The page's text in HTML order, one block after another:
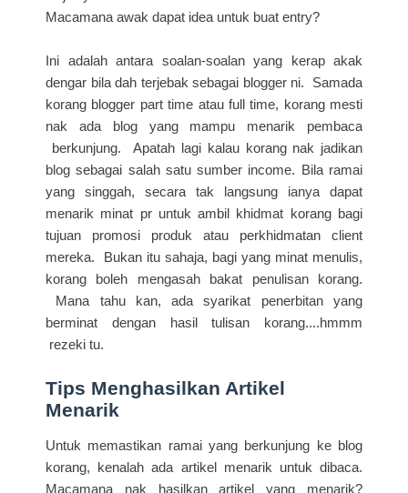
Macamana awak dapat idea untuk buat entry?
Ini adalah antara soalan-soalan yang kerap akak
dengar bila dah terjebak sebagai blogger ni. Samada
korang blogger part time atau full time, korang mesti
nak ada blog yang mampu menarik pembaca
berkunjung. Apatah lagi kalau korang nak jadikan
blog sebagai salah satu sumber income. Bila ramai
yang singgah, secara tak langsung ianya dapat
menarik minat pr untuk ambil khidmat korang bagi
tujuan promosi produk atau perkhidmatan client
mereka. Bukan itu sahaja, bagi yang minat menulis,
korang boleh mengasah bakat penulisan korang.
Mana tahu kan, ada syarikat penerbitan yang
berminat dengan hasil tulisan korang....hmmm
rezeki tu.
Tips Menghasilkan Artikel
Menarik
Untuk memastikan ramai yang berkunjung ke blog
korang, kenalah ada artikel menarik untuk dibaca.
Macamana nak hasilkan artikel yang menarik?